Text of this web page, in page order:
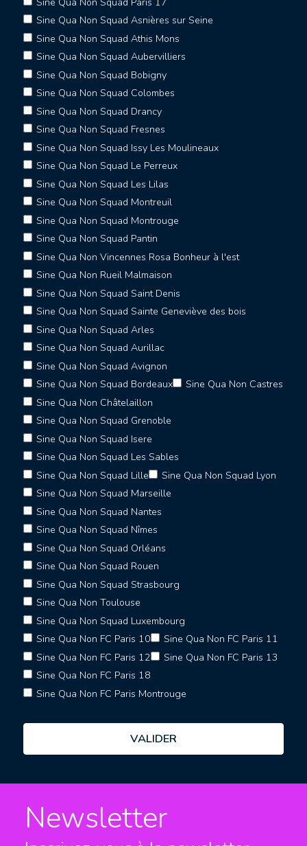
Sine Qua Non Squad Asnières sur Seine
Sine Qua Non Squad Athis Mons
Sine Qua Non Squad Aubervilliers
Sine Qua Non Squad Bobigny
Sine Qua Non Squad Colombes
Sine Qua Non Squad Drancy
Sine Qua Non Squad Fresnes
Sine Qua Non Squad Issy Les Moulineaux
Sine Qua Non Squad Le Perreux
Sine Qua Non Squad Les Lilas
Sine Qua Non Squad Montreuil
Sine Qua Non Squad Montrouge
Sine Qua Non Squad Pantin
Sine Qua Non Vincennes Rosa Bonheur à l'est
Sine Qua Non Rueil Malmaison
Sine Qua Non Squad Saint Denis
Sine Qua Non Squad Sainte Geneviève des bois
Sine Qua Non Squad Arles
Sine Qua Non Squad Aurillac
Sine Qua Non Squad Avignon
Sine Qua Non Squad Bordeaux
Sine Qua Non Castres
Sine Qua Non Châtelaillon
Sine Qua Non Squad Grenoble
Sine Qua Non Squad Isere
Sine Qua Non Squad Les Sables
Sine Qua Non Squad Lille
Sine Qua Non Squad Lyon
Sine Qua Non Squad Marseille
Sine Qua Non Squad Nantes
Sine Qua Non Squad Nîmes
Sine Qua Non Squad Orléans
Sine Qua Non Squad Rouen
Sine Qua Non Squad Strasbourg
Sine Qua Non Toulouse
Sine Qua Non Squad Luxembourg
Sine Qua Non FC Paris 10
Sine Qua Non FC Paris 11
Sine Qua Non FC Paris 12
Sine Qua Non FC Paris 13
Sine Qua Non FC Paris 18
Sine Qua Non FC Paris Montrouge
Newsletter